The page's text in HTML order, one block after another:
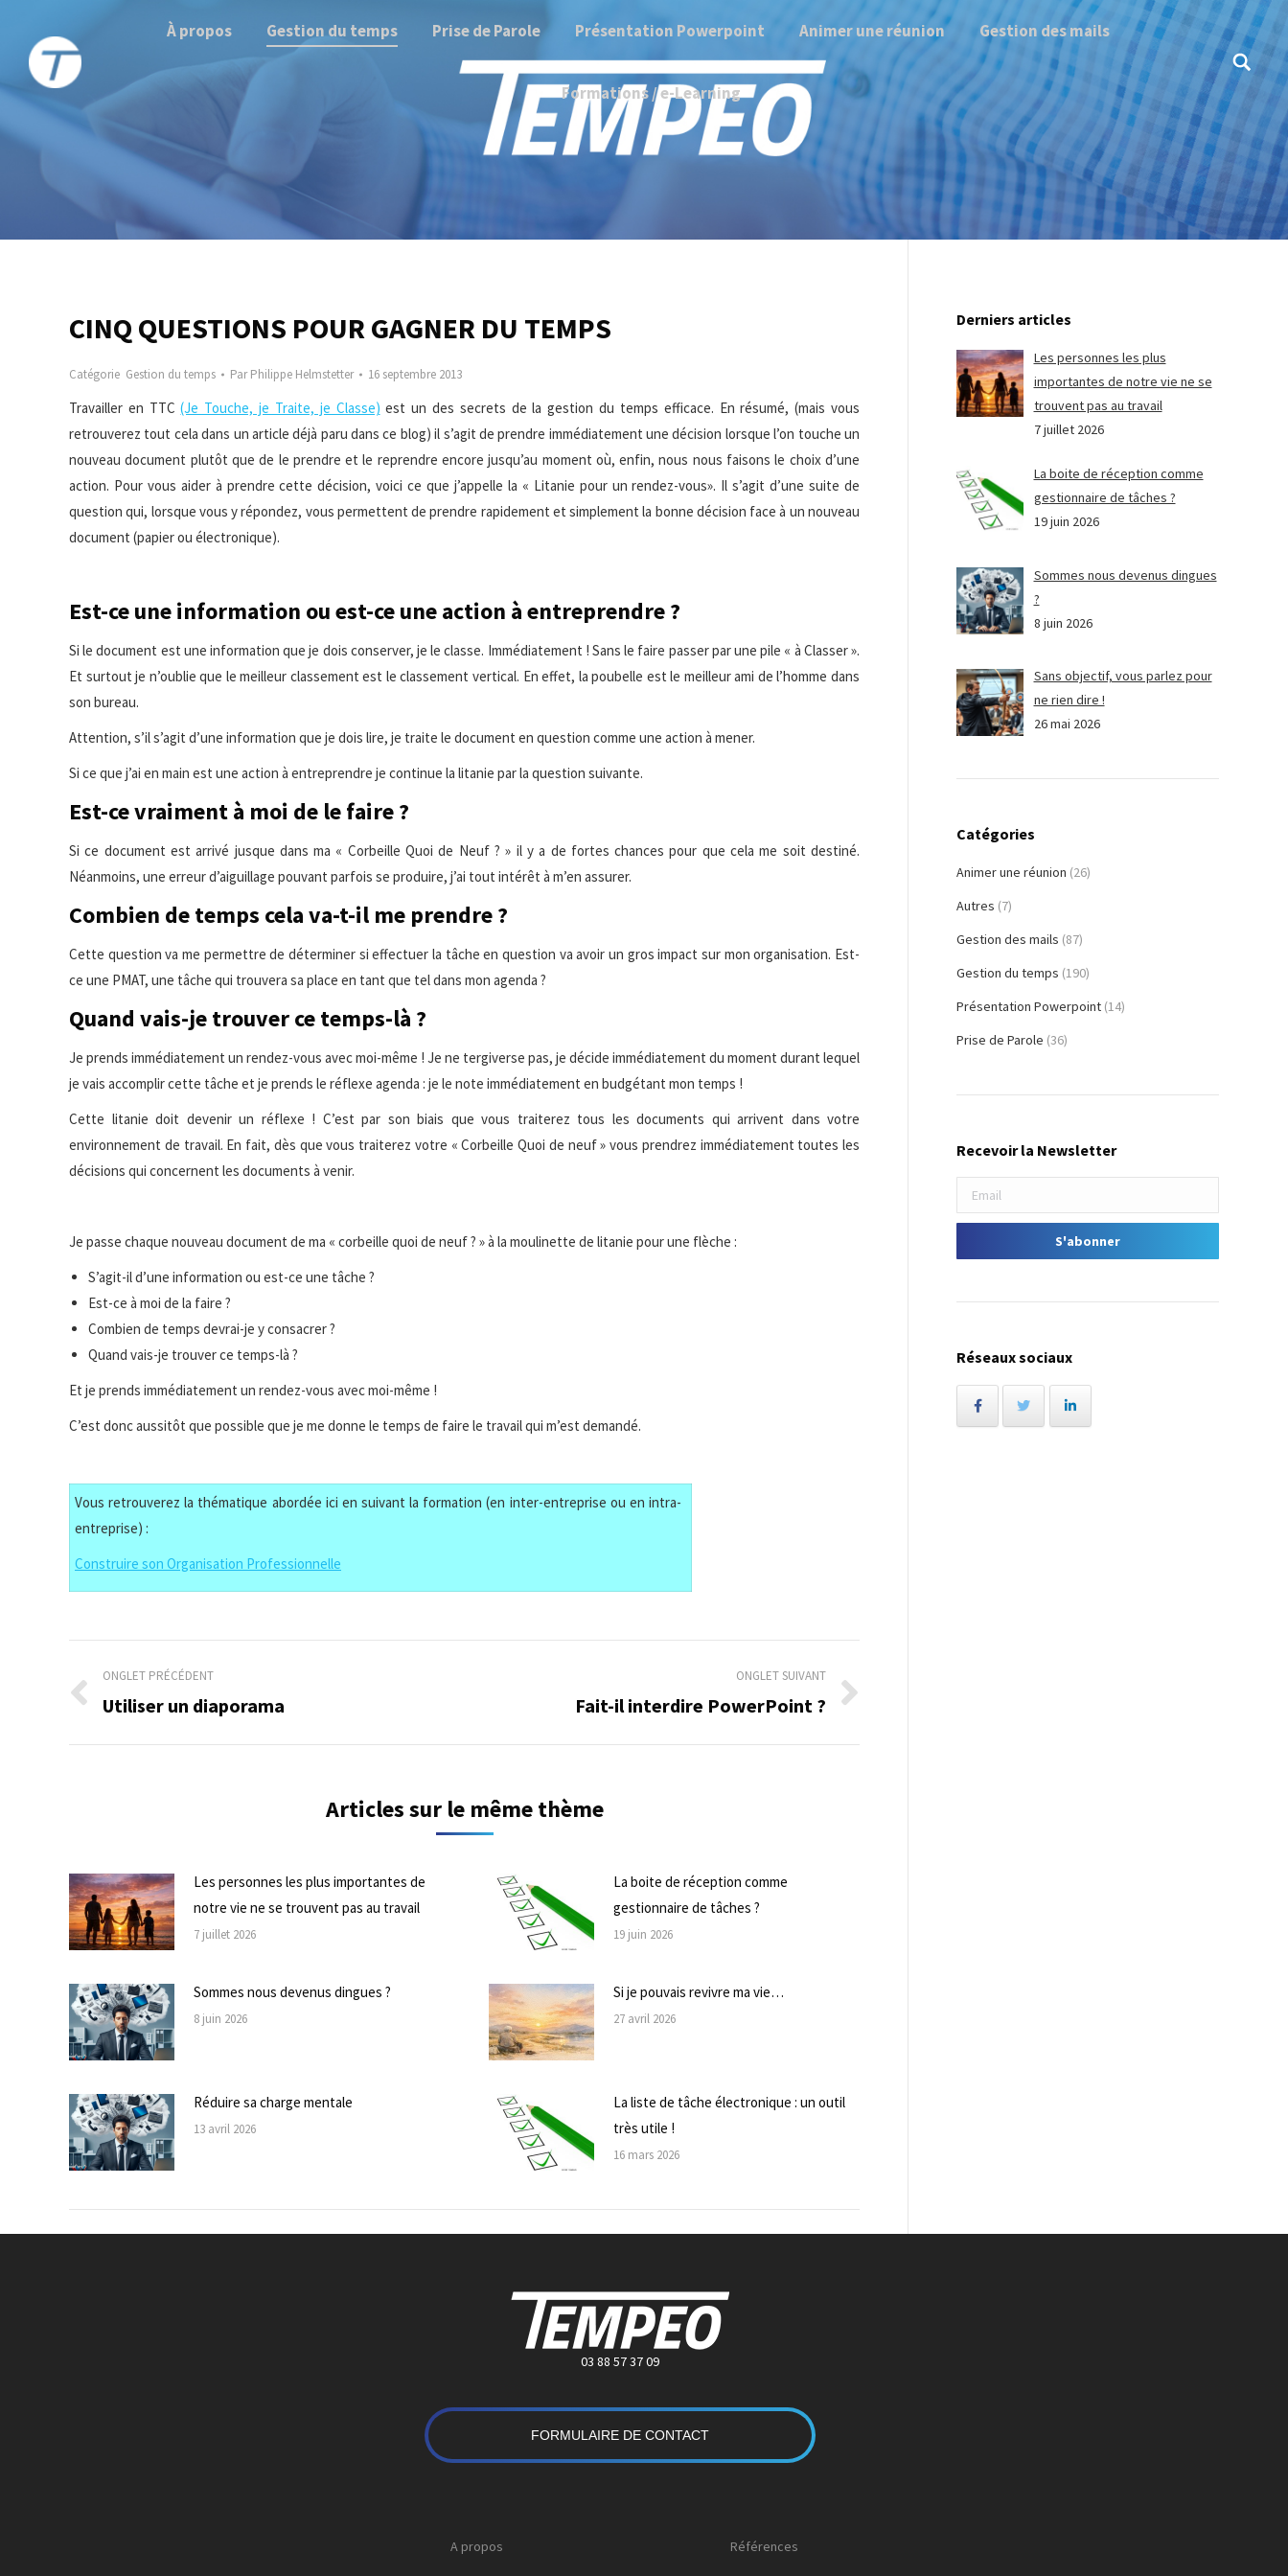
À propos Gestion du temps Prise de Parole Présentation Powerpoint Animer une réunion Gestion des mails
Formations / e-Learning
Search:
CINQ QUESTIONS POUR GAGNER DU TEMPS
Catégorie Gestion du temps ParPhilippe Helmstetter 16 septembre 2013
Travailler en TTC(Je Touche, je Traite, je Classe) est un des secrets de la gestion du temps efficace. En résumé, (mais vous
retrouverez tout cela dans un article déjà paru dans ce blog) il s’agit de prendre immédiatement une décision lorsque l’on touche un
nouveau document plutôt que de le prendre et le reprendre encore jusqu’au moment où, enfin, nous nous faisons le choix d’une
action. Pour vous aider à prendre cette décision, voici ce que j’appelle la « Litanie pour un rendez-vous». Il s’agit d’une suite de
question qui, lorsque vous y répondez, vous permettent de prendre rapidement et simplement la bonne décision face à un nouveau
document (papier ou électronique).
Est-ce une information ou est-ce une action à entreprendre ?
Si le document est une information que je dois conserver, je le classe. Immédiatement ! Sans le faire passer par une pile « à Classer ».
Et surtout je n’oublie que le meilleur classement est le classement vertical. En effet, la poubelle est le meilleur ami de l’homme dans
son bureau.
Attention, s’il s’agit d’une information que je dois lire, je traite le document en question comme une action à mener.
Si ce que j’ai en main est une action à entreprendre je continue la litanie par la question suivante.
Est-ce vraiment à moi de le faire ?
Si ce document est arrivé jusque dans ma « Corbeille Quoi de Neuf ? » il y a de fortes chances pour que cela me soit destiné.
Néanmoins, une erreur d’aiguillage pouvant parfois se produire, j’ai tout intérêt à m’en assurer.
Combien de temps cela va-t-il me prendre ?
Cette question va me permettre de déterminer si effectuer la tâche en question va avoir un gros impact sur mon organisation. Est-
ce une PMAT, une tâche qui trouvera sa place en tant que tel dans mon agenda ?
Quand vais-je trouver ce temps-là ?
Je prends immédiatement un rendez-vous avec moi-même ! Je ne tergiverse pas, je décide immédiatement du moment durant lequel
je vais accomplir cette tâche et je prends le réflexe agenda : je le note immédiatement en budgétant mon temps !
Cette litanie doit devenir un réflexe ! C’est par son biais que vous traiterez tous les documents qui arrivent dans votre
environnement de travail. En fait, dès que vous traiterez votre « Corbeille Quoi de neuf » vous prendrez immédiatement toutes les
décisions qui concernent les documents à venir.
Je passe chaque nouveau document de ma « corbeille quoi de neuf ? » à la moulinette de litanie pour une flèche :
S’agit-il d’une information ou est-ce une tâche ?
Est-ce à moi de la faire ?
Combien de temps devrai-je y consacrer ?
Quand vais-je trouver ce temps-là ?
Et je prends immédiatement un rendez-vous avec moi-même !
C’est donc aussitôt que possible que je me donne le temps de faire le travail qui m’est demandé.
Vous retrouverez la thématique abordée ici en suivant la formation (en inter-entreprise ou en intra-
entreprise) :
Construire son Organisation Professionnelle
Navigation
de
commentaire
ONGLET PRÉCÉDENT
Onglet
Utiliser un diaporama
ONGLET SUIVANT
Fait-il interdire PowerPoint ?
Articles sur le même thème
Les personnes les plus importantes de
notre vie ne se trouvent pas au travail
7 juillet 2026
La boite de réception comme
gestionnaire de tâches ?
19 juin 2026
Sommes nous devenus dingues ?
8 juin 2026
Si je pouvais revivre ma vie…
27 avril 2026
Réduire sa charge mentale
13 avril 2026
La liste de tâche électronique : un outil
très utile !
16 mars 2026
Derniers articles
Les personnes les plus
importantes de notre vie ne se
trouvent pas au travail
7 juillet 2026
La boite de réception comme
gestionnaire de tâches ?
19 juin 2026
Sommes nous devenus dingues
?
8 juin 2026
Sans objectif, vous parlez pour
ne rien dire !
26 mai 2026
Catégories
Animer une réunion (26)
Autres (7)
Gestion des mails (87)
Gestion du temps (190)
Présentation Powerpoint (14)
Prise de Parole (36)
Recevoir la Newsletter
Réseaux sociaux
03 88 57 37 09
FORMULAIRE DE CONTACT
A propos Références